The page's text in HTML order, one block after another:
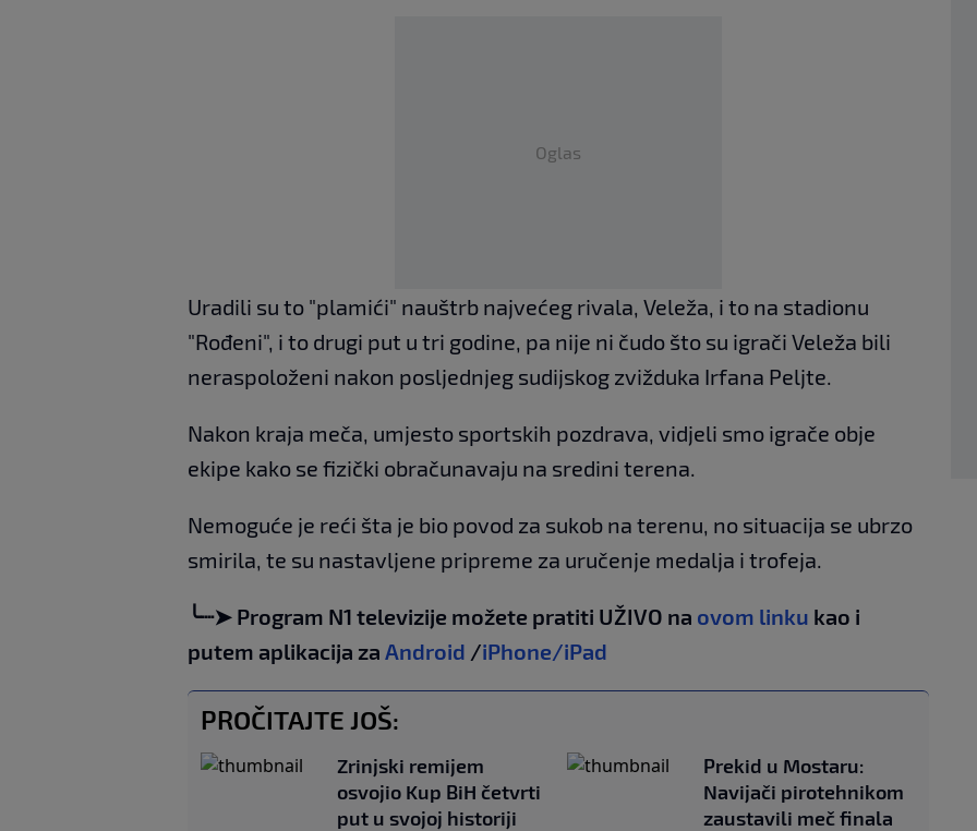
Oglas
Uradili su to "plamići" nauštrb najvećeg rivala, Veleža, i to na stadionu
"Rođeni", i to drugi put u tri godine, pa nije ni čudo što su igrači Veleža bili
neraspoloženi nakon posljednjeg sudijskog zvižduka Irfana Peljte.
Nakon kraja meča, umjesto sportskih pozdrava, vidjeli smo igrače obje
ekipe kako se fizički obračunavaju na sredini terena.
Nemoguće je reći šta je bio povod za sukob na terenu, no situacija se ubrzo
smirila, te su nastavljene pripreme za uručenje medalja i trofeja.
╰┈➤ Program N1 televizije možete pratiti UŽIVO na ovom linku kao i
putem aplikacija za Android /iPhone/iPad
PROČITAJTE JOŠ:
Zrinjski remijem
osvojio Kup BiH četvrti
put u svojoj historiji
Prekid u Mostaru:
Navijači pirotehnikom
zaustavili meč finala